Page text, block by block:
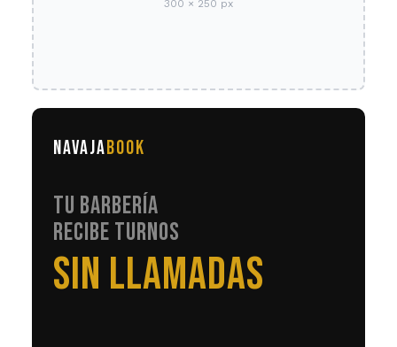
300 × 250 px
NAVAJABOOK
TU BARBERÍA
RECIBE TURNOS
EN AUTOMÁTICO